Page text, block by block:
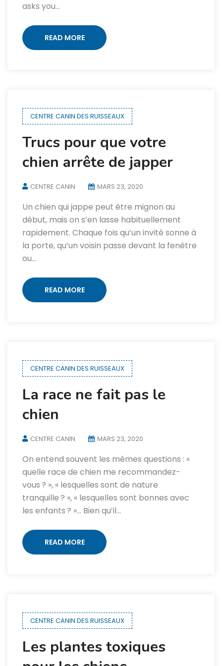
asks you…
READ MORE
CENTRE CANIN DES RUISSEAUX
Trucs pour que votre
chien arrête de japper
CENTRE CANIN MARS 23, 2020
Un chien qui jappe peut être mignon au
début, mais on s’en lasse habituellement
rapidement. Chaque fois qu’un invité sonne à
la porte, qu’un voisin passe devant la fenêtre
ou…
READ MORE
CENTRE CANIN DES RUISSEAUX
La race ne fait pas le
chien
CENTRE CANIN MARS 23, 2020
On entend souvent les mêmes questions : «
quelle race de chien me recommandez-
vous ? », « lesquelles sont de nature
tranquille ? », « lesquelles sont bonnes avec
les enfants ? »… Bien qu’il…
READ MORE
CENTRE CANIN DES RUISSEAUX
Les plantes toxiques